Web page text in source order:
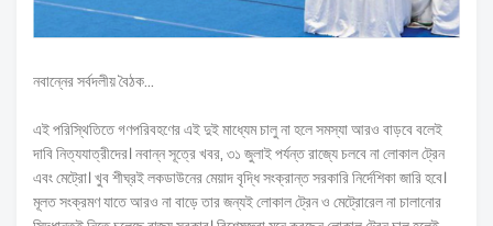
নবান্নের সর্বদলীয় বৈঠক…
এই পরিস্থিতিতে গণপরিবহণের এই দুই মাধ্যেম চালু না হলে সমস্যা আরও বাড়বে বলেই
দাবি নিত্যযাত্রীদের। নবান্ন সূত্রে খবর, ৩১ জুলাই পর্যন্ত রাজ্যে চলবে না লোকাল ট্রেন
এবং মেট্রো। খুব শীঘ্রই লকডাউনের মেয়াদ বৃদ্ধি সংক্রান্ত সরকারি নির্দেশিকা জারি হবে।
মূলত সংক্রমণ যাতে আরও না বাড়ে তার জন্যই লোকাল ট্রেন ও মেট্রোরেল না চালানোর